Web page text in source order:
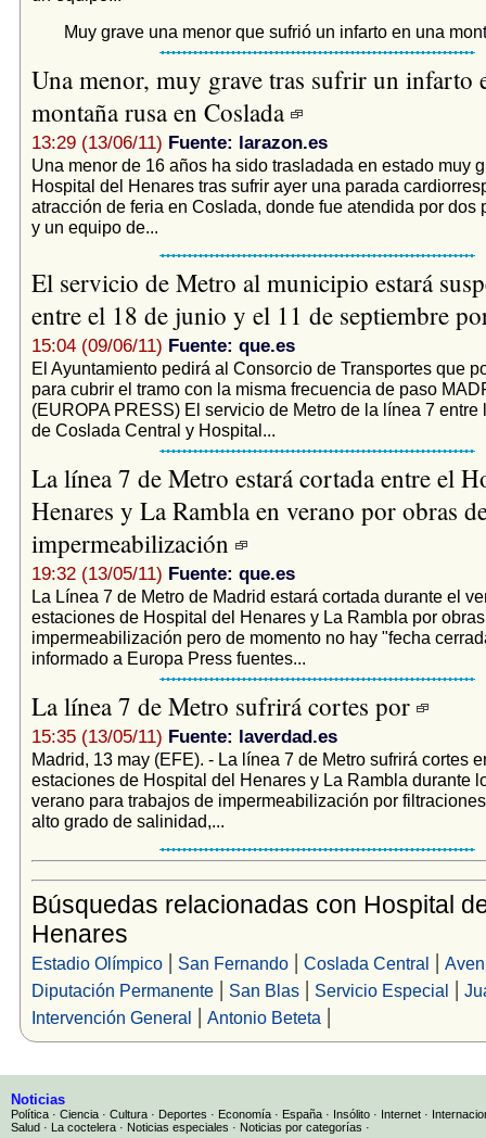
Muy grave una menor que sufrió un infarto en una
Una menor, muy grave tras sufrir un infarto
montaña rusa en Coslada
13:29 (13/06/11) Fuente: larazon.es
Una menor de 16 años ha sido trasladada en estado muy
Hospital del Henares tras sufrir ayer una parada
atracción de feria en Coslada, donde fue atendida por dos
y un equipo de...
El servicio de Metro al municipio estará
entre el 18 de junio y el 11 de septiembre
15:04 (09/06/11) Fuente: que.es
El Ayuntamiento pedirá al Consorcio de Transportes que
para cubrir el tramo con la misma frecuencia de paso
(EUROPA PRESS) El servicio de Metro de la línea 7 entre
de Coslada Central y Hospital...
La línea 7 de Metro estará cortada entre el
Henares y La Rambla en verano por obras
impermeabilización
19:32 (13/05/11) Fuente: que.es
La Línea 7 de Metro de Madrid estará cortada durante el
estaciones de Hospital del Henares y La Rambla por
impermeabilización pero de momento no hay "fecha
informado a Europa Press fuentes...
La línea 7 de Metro sufrirá cortes por
15:35 (13/05/11) Fuente: laverdad.es
Madrid, 13 may (EFE). - La línea 7 de Metro sufrirá cortes
estaciones de Hospital del Henares y La Rambla durante
verano para trabajos de impermeabilización por
alto grado de salinidad,...
Búsquedas relacionadas con Hospital
Henares
Estadio Olímpico| San Fernando| Coslada Central |
Diputación Permanente| San Blas| Servicio Especial |
Intervención General | Antonio Beteta |
Noticias
Política · Ciencia · Cultura · Deportes · Economía · España · Insólito · Internet ·
Salud · La coctelera · Noticias especiales · Noticias por categorías ·